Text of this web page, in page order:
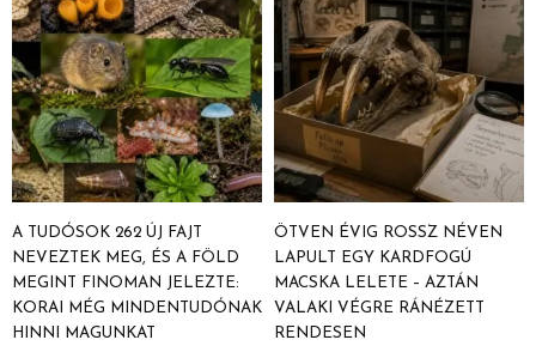
A TUDÓSOK 262 ÚJ FAJT
NEVEZTEK MEG, ÉS A FÖLD
MEGINT FINOMAN JELEZTE:
KORAI MÉG MINDENTUDÓNAK
HINNI MAGUNKAT
ÖTVEN ÉVIG ROSSZ NÉVEN
LAPULT EGY KARDFOGÚ
MACSKA LELETE – AZTÁN
VALAKI VÉGRE RÁNÉZETT
RENDESEN